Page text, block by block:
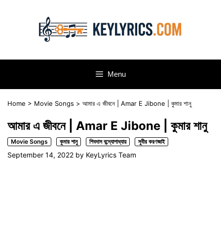
Menu
Home > Movie Songs > আমার এ জীবনে | Amar E Jibone | কুমার শানু
আমার এ জীবনে | Amar E Jibone | কুমার শানু
Movie Songs কুমার শানু শিবদাস বন্দ্যোপাধ্যায় সুবীর করণজাই
September 14, 2022 by KeyLyrics Team